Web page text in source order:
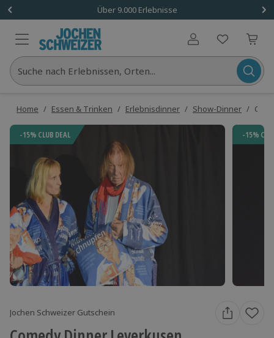
Über 9.000 Erlebnisse
Benutzerkonto
Suche nach Erlebnissen, Orten...
Home / Essen & Trinken / Erlebnisdinner / Show-Dinner /
-15% CLUB DEAL -15%
Jochen Schweizer Gutschein